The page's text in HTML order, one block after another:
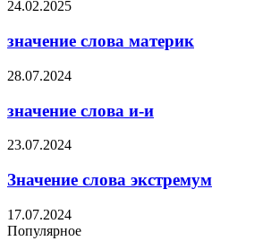
24.02.2025
значение слова материк
28.07.2024
значение слова и-и
23.07.2024
Значение слова экстремум
17.07.2024
Популярное